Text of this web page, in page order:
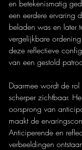
en betekenismatig
een eerdere ervaring
beladen was en later
vergelijkbare
deze reflectieve
van een gestold
Daarmee wordt de
scherper zichtbaar.
oorsprong van
maakt de
Anticiperende en
verbeeldingen